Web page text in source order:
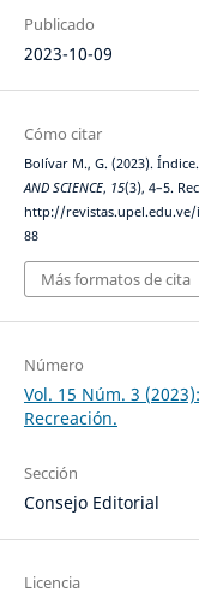
Publicado
2023-10-09
Cómo citar
Bolívar M., G. (2023).
AND SCIENCE, 15(3), 4–5.
http://
88
Más formatos de cita
Número
Vol. 15 Núm. 3
Recreación.
Sección
Consejo Editorial
Licencia